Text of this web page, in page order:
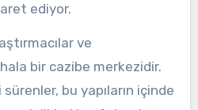
ediyor.
ve
bir cazibe merkezidir.
bu yapıların içinde